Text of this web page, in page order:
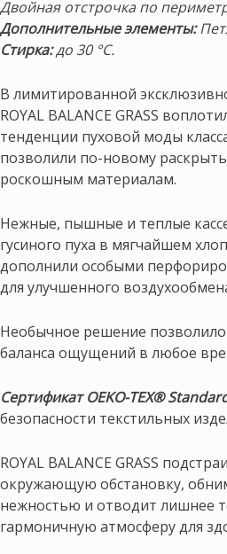
Двойная отстрочка по
Дополнительные элементы:
Стирка:до 30 °С.
В лимитированной
ROYAL BALANCE GRASS
тенденции пуховой моды
позволили по-новому
роскошным материалам.
Нежные, пышные и теплые
гусиного пуха в мягчайшем
дополнили особыми
для улучшенного
Необычное решение
баланса ощущений в любое
Сертификат OEKO-TEX®
безопасности текстильных
ROYAL BALANCE GRASS
окружающую обстановку,
нежностью и отводит лишнее
гармоничную атмосферу для